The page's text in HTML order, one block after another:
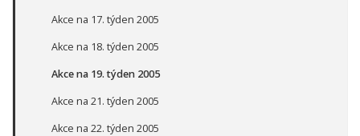
Akce na 17. týden 2005
Akce na 18. týden 2005
Akce na 19. týden 2005
Akce na 21. týden 2005
Akce na 22. týden 2005